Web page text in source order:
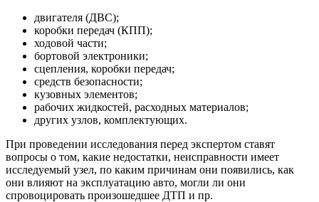
двигателя (ДВС);
коробки передач (КПП);
ходовой части;
бортовой электроники;
сцепления, коробки передач;
средств безопасности;
кузовных элементов;
рабочих жидкостей, расходных материалов;
других узлов, комплектующих.
При проведении исследования перед экспертом ставят
вопросы о том, какие недостатки, неисправности имеет
исследуемый узел, по каким причинам они появились, как
они влияют на эксплуатацию авто, могли ли они
спровоцировать произошедшее ДТП и пр.